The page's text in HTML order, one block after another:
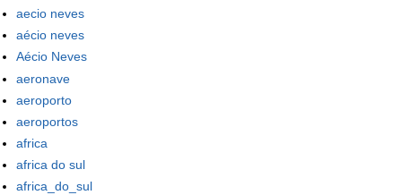
aecio neves
aécio neves
Aécio Neves
aeronave
aeroporto
aeroportos
africa
africa do sul
africa_do_sul